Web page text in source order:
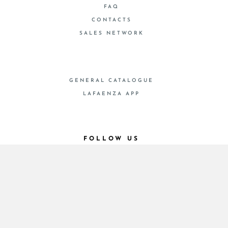
FAQ
CONTACTS
SALES NETWORK
GENERAL CATALOGUE
LAFAENZA APP
FOLLOW US